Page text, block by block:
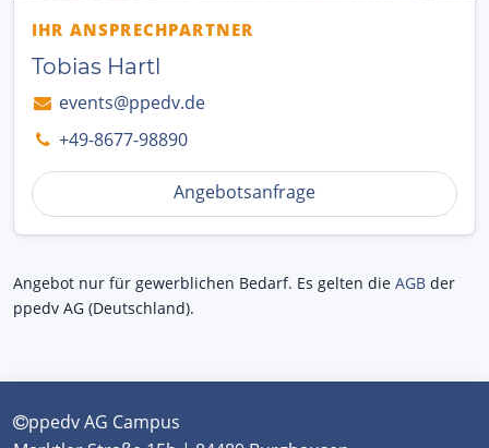
IHR ANSPRECHPARTNER
Tobias Hartl
events@ppedv.de
+49-8677-98890
Angebotsanfrage
Angebot nur für gewerblichen Bedarf. Es gelten die AGB der
ppedv AG (Deutschland).
ppedv AG Campus